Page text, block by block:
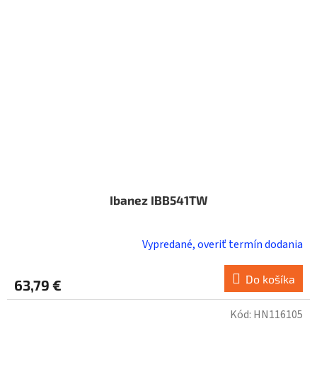
Ibanez IBB541TW
Vypredané, overiť termín dodania
63,79 € Do košíka
Kód: HN116105